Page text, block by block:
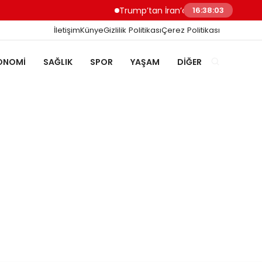
Trump’tan İran’a Müzakere Uyarısı Son
16:38:04
İletişimKünyeGizlilik PolitikasıÇerez Politikası
SAĞLIK SPOR YAŞAM DIĞER